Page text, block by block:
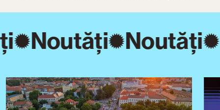
Noutăți Noutăți